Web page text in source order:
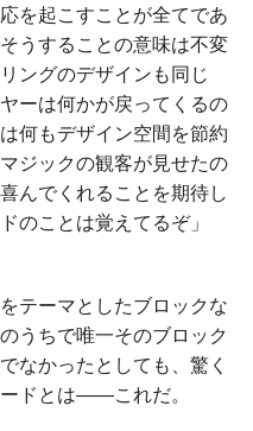
を起こすことが全てであ
うすることの意味は不変
ングのデザインも同じ
ーは何かが戻ってくるの
何もデザイン空間を節約
ジックの観客が見せたの
んでくれることを期待し
のことは覚えてるぞ」
テーマとしたブロックな
うちで唯一そのブロック
なかったとしても、驚く
ードとは――これだ。